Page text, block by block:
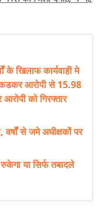
के खिलाफ कार्यवाही मे
आरोपी से 15.98
को गिरफ्तार
से जमे अधीक्षकों पर
या सिर्फ तबादले